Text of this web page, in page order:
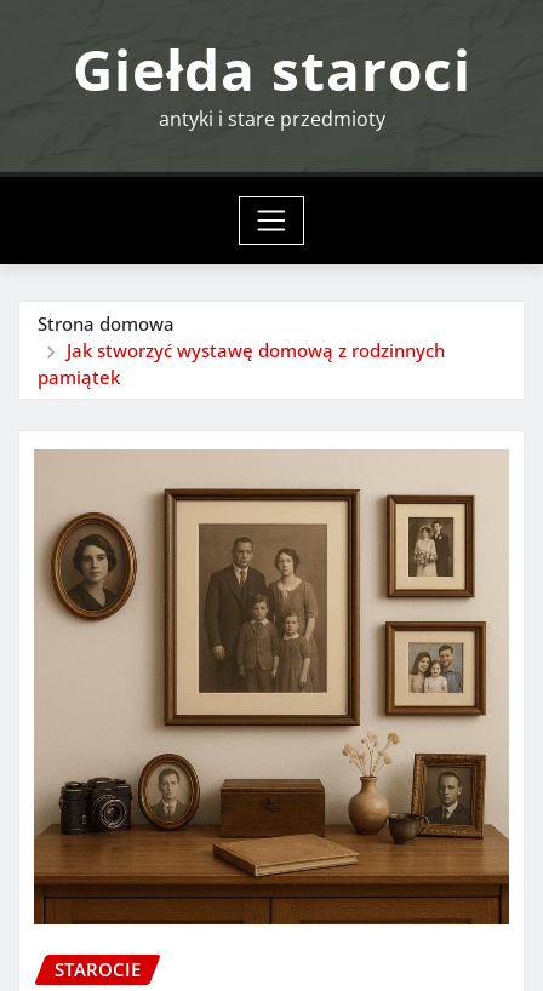
Giełda staroci
antyki i stare przedmioty
Strona domowa
Jak stworzyć wystawę domową z rodzinnych
pamiątek
STAROCIE